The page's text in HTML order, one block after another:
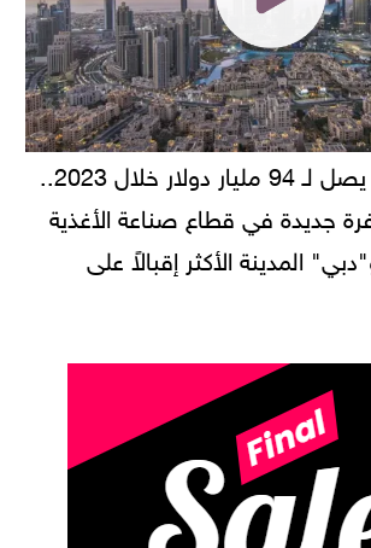
حجم استثمارات يصل لـ 94 مليار دولار خلال 2023..
جديدة في قطاع صناعة الأغذية
المدينة الأكثر إقبالاً على